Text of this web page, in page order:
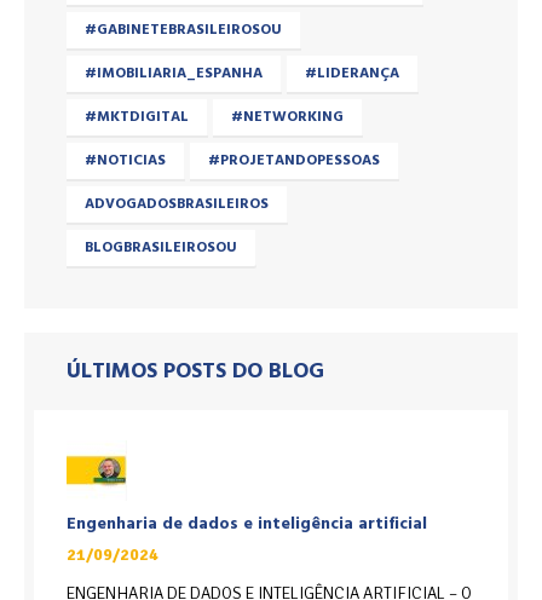
#GABINETEBRASILEIROSOU
#IMOBILIARIA_ESPANHA
#LIDERANÇA
#MKTDIGITAL
#NETWORKING
#NOTICIAS
#PROJETANDOPESSOAS
ADVOGADOSBRASILEIROS
BLOGBRASILEIROSOU
ÚLTIMOS POSTS DO BLOG
Engenharia de dados e inteligência artificial
21/09/2024
ENGENHARIA DE DADOS E INTELIGÊNCIA ARTIFICIAL – O